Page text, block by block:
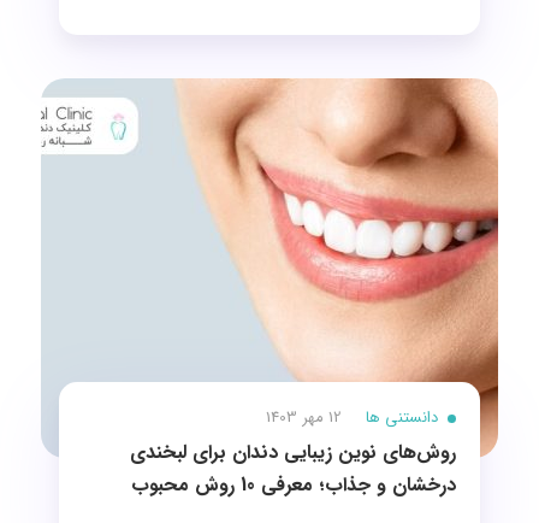
دانستنی ها 12 مهر 1403
روش‌های نوین زیبایی دندان برای لبخندی
درخشان و جذاب؛ معرفی 10 روش محبوب